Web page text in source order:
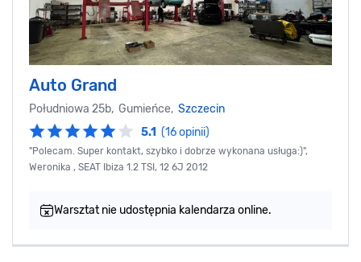
Auto Grand
Południowa 25b, Gumieńce, Szczecin
5.1 (16 opinii)
"Polecam. Super kontakt, szybko i dobrze wykonana usługa:)",
Weronika , SEAT Ibiza 1.2 TSI, 12 6J 2012
Warsztat nie udostępnia kalendarza online.